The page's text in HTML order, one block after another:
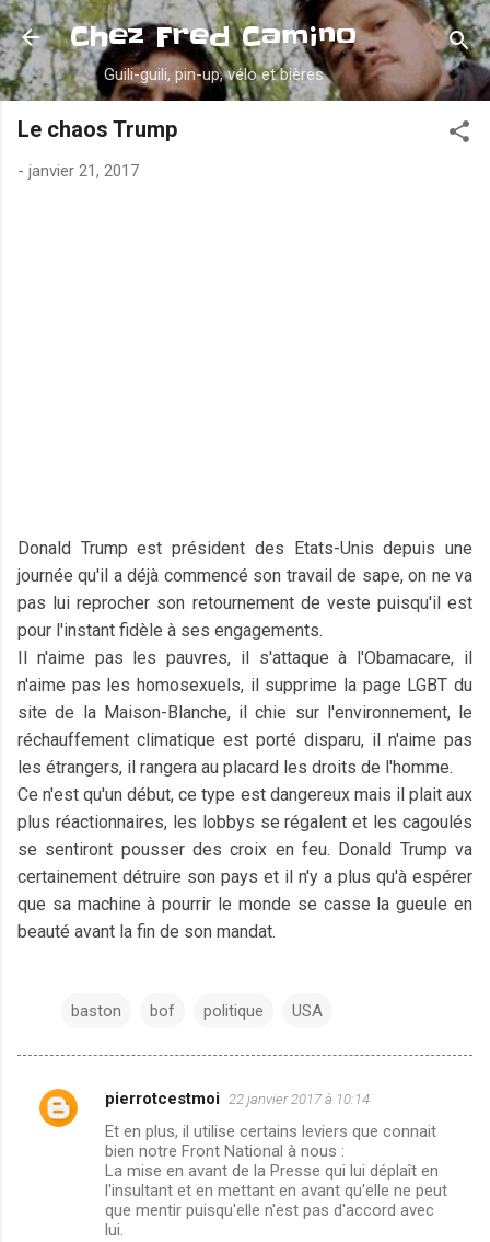
Accéder au contenu principal
Chez Fred Camino
Guili-guili, pin-up, vélo et bières
Le chaos Trump
- janvier 21, 2017
Donald Trump est président des Etats-Unis depuis une
journée qu'il a déjà commencé son travail de sape, on ne va
pas lui reprocher son retournement de veste puisqu'il est
pour l'instant fidèle à ses engagements.
Il n'aime pas les pauvres, il s'attaque à l'Obamacare, il
n'aime pas les homosexuels, il supprime la page LGBT du
site de la Maison-Blanche, il chie sur l'environnement, le
réchauffement climatique est porté disparu, il n'aime pas
les étrangers, il rangera au placard les droits de l'homme.
Ce n'est qu'un début, ce type est dangereux mais il plait aux
plus réactionnaires, les lobbys se régalent et les cagoulés
se sentiront pousser des croix en feu. Donald Trump va
certainement détruire son pays et il n'y a plus qu'à espérer
que sa machine à pourrir le monde se casse la gueule en
beauté avant la fin de son mandat.
baston bof politique USA
C
pierrotcestmoi 22 janvier 2017 à 10:14
Et en plus, il utilise certains leviers que connait
bien notre Front National à nous :
La mise en avant de la Presse qui lui déplaît en
l'insultant et en mettant en avant qu'elle ne peut
que mentir puisqu'elle n'est pas d'accord avec
lui.